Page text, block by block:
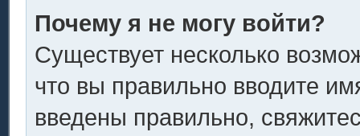
Почему я не могу войти?
Существует несколько
что вы правильно вводите
введены правильно,